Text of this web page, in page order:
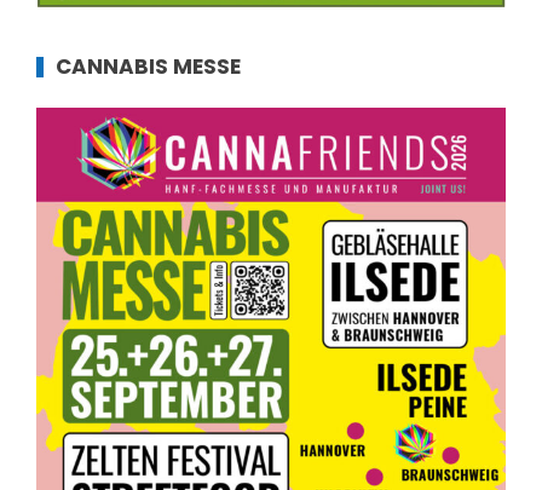
CANNABIS MESSE